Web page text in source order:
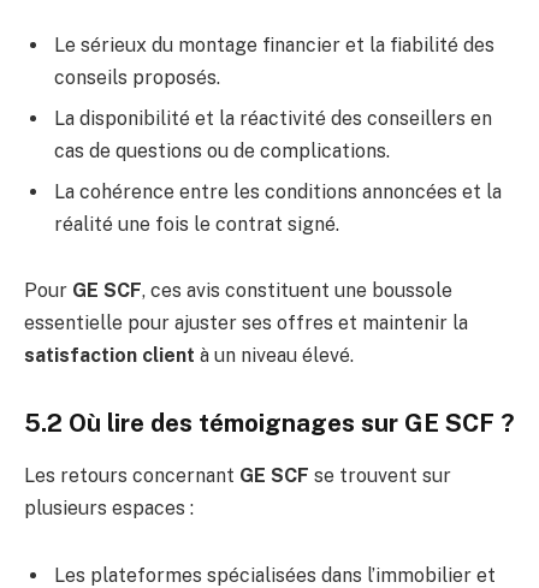
Le sérieux du montage financier et la fiabilité des
conseils proposés.
La disponibilité et la réactivité des conseillers en
cas de questions ou de complications.
La cohérence entre les conditions annoncées et la
réalité une fois le contrat signé.
Pour GE SCF, ces avis constituent une boussole
essentielle pour ajuster ses offres et maintenir la
satisfaction client à un niveau élevé.
5.2 Où lire des témoignages sur GE SCF ?
Les retours concernant GE SCF se trouvent sur
plusieurs espaces :
Les plateformes spécialisées dans l’immobilier et